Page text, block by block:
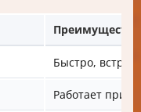
Преимущества
Быстро,
Работает при